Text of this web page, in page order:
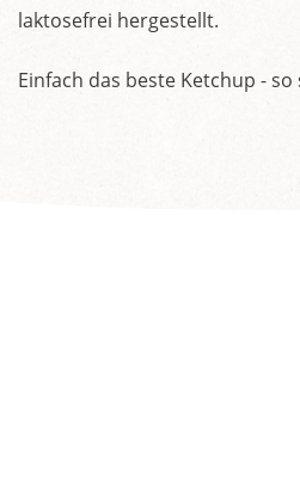
laktosefrei hergestellt.
Einfach das beste Ketchup - so